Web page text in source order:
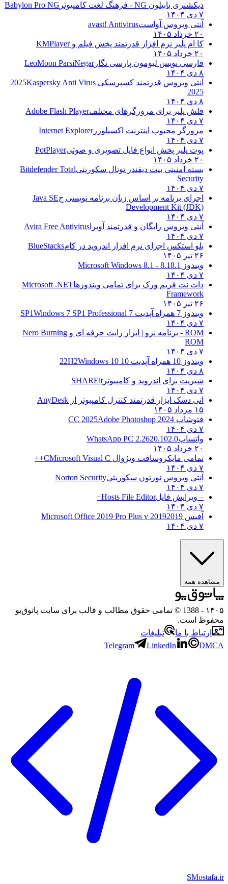
دیکشنری بابیلون NG - فرهنگ لغت کامپیوتر
Babylon Pro NG
۷ دی ۱۴۰۴
آنتی ویروس آواستavast! Antivirus
۲۰ خرداد ۱۴۰۵
کا ام پلیر نرم افزار قدرتمند پخش فیلم وKMPlayer
۲۰ خرداد ۱۴۰۵
فارسی نویس لیومون پارسی نگارLeoMoon ParsiNegar
۸ دی ۱۴۰۴
آنتی ویروس قدرتمند کسپرسکی 2025 Kaspersky Anti Virus
2025
۸ دی ۱۴۰۴
فلش پلیر برای مرورگرهای مختلفAdobe Flash Player
۷ دی ۱۴۰۴
مرورگر محبوب اینترنت اکسپلوررInternet Explorer
۷ دی ۱۴۰۴
پوت پلیر پخش انواع فایل تصویری و صوتیPotPlayer
۲۰ خرداد ۱۴۰۵
بسته امنیتی بیت دیفندر توتال سکوریتیBitdefender Total
Security
۷ دی ۱۴۰۴
اجرای برنامه بر اساس زبان برنامه نویسی جJava SE
Development Kit (JDK)
۷ دی ۱۴۰۴
آنتی ویروس رایگان و قدرتمند آویرا Avira Free Antivirus
۷ دی ۱۴۰۴
بلو استکس اجرای نرم افزار اندروید در کامBlueStacks
۲۶ تیر ۱۴۰۵
ویندوز 8.1
8.1 - Microsoft Windows 8.1
۷ دی ۱۴۰۴
دات نت فریم ورک برای تمامی ویندوزهاMicrosoft .NET
Framework
۲۶ تیر ۱۴۰۵
ویندوز 7 همراه آپدیت 7 SP1
Windows 7 SP1 Professional
۷ دی ۱۴۰۴
ROM - برنامه نرو | ابزار رایت حرفه ای و
Nero Burning
ROM
۷ دی ۱۴۰۴
ویندوز 10 همراه آپدیت 10 22H2
Windows 10
۸ دی ۱۴۰۴
شیریت برای اندروید و کامپیوتر SHAREit
۷ دی ۱۴۰۴
انی دسک ابزار قدرتمند کنترل کامپیوتر از AnyDesk
۱۵ مرداد ۱۴۰۵
فتوشاپ CC 2025 Adobe Photoshop 2024
۷ دی ۱۴۰۴
واتساپWhatsApp PC 2.2620.102.0
۲۰ خرداد ۱۴۰۵
تمامی مایکروسافت ویژوال C Microsoft Visual C++
۷ دی ۱۴۰۴
آنتی ویروس نورتون سکوریتیNorton Security
۷ دی ۱۴۰۴
– ویرایش فایلHosts File Editor+
۷ دی ۱۴۰۴
آفیس 2019 2019 Microsoft Office 2019 Pro Plus v
۷ دی ۱۴۰۴
مشاهده همه
۱۴۰۵
- 1388 © تمامی حقوق مطالب و قالب برای سایت پاتوق‌یو
محفوظ است.
ارتباط با ما
تبلیغات
Telegram
LinkedIn DMCA
SMostafa.ir